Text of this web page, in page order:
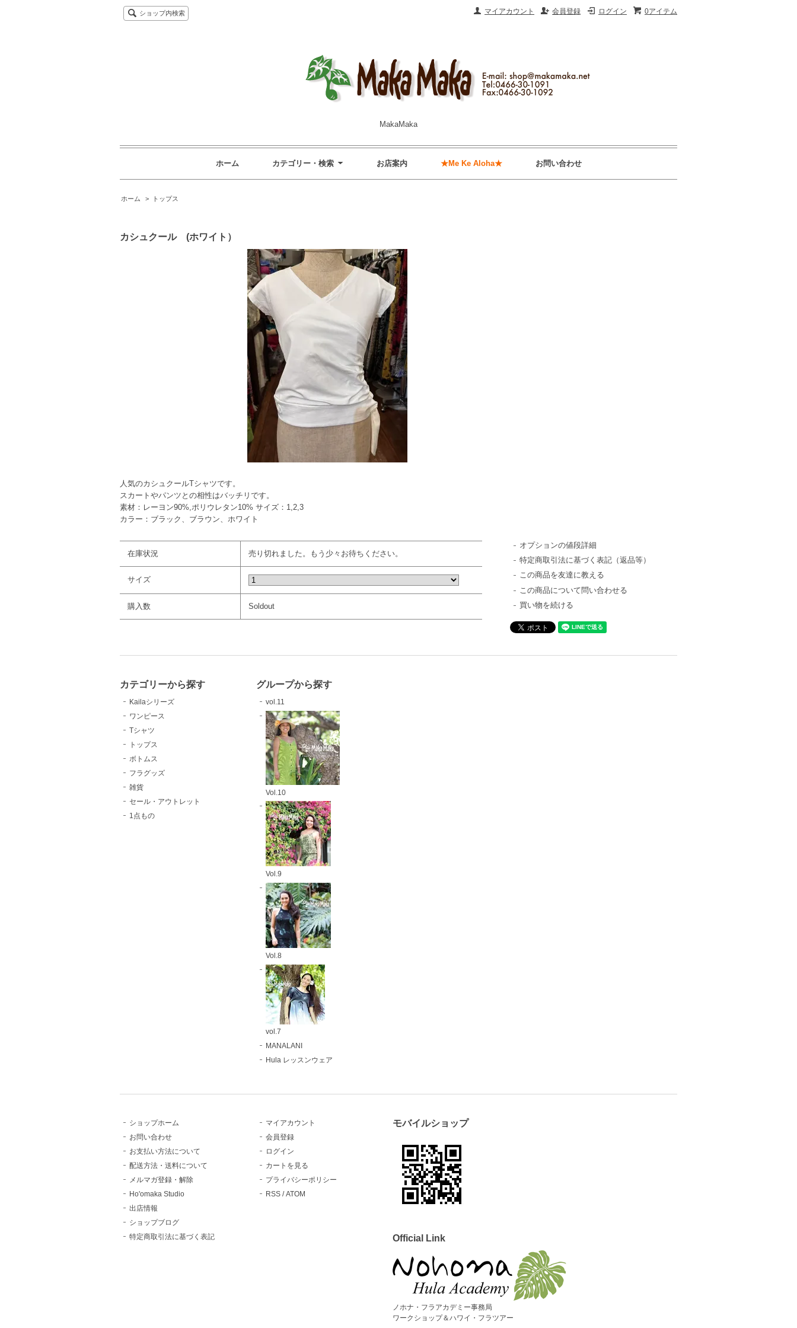
0アイテム
ログイン
会員登録
マイアカウント
ショップ内検索
MakaMaka
ホーム カテゴリー・検索 お店案内 ★Me Ke Aloha★ お問い合わせ
ホーム > トップス
カシュクール (ホワイト）
人気のカシュクールTシャツです。
スカートやパンツとの相性はバッチリです。
素材：レーヨン90%,ポリウレタン10% サイズ：1,2,3
カラー：ブラック、ブラウン、ホワイト
在庫状況 売り切れました。もう少々お待ちください。
サイズ
購入数 Soldout
オプションの値段詳細
特定商取引法に基づく表記（返品等）
この商品を友達に教える
この商品について問い合わせる
買い物を続ける
カテゴリーから探す
Kailaシリーズ
ワンピース
Tシャツ
トップス
ボトムス
フラグッズ
雑貨
セール・アウトレット
1点もの
グループから探す
vol.11
Vol.10
Vol.9
Vol.8
vol.7
MANALANI
Hula レッスンウェア
ショップホーム
お問い合わせ
お支払い方法について
配送方法・送料について
メルマガ登録・解除
Ho'omaka Studio
出店情報
ショップブログ
特定商取引法に基づく表記
マイアカウント
会員登録
ログイン
カートを見る
プライバシーポリシー
RSS /ATOM
モバイルショップ
Official Link
ノホナ・フラアカデミー事務局
ワークショップ＆ハワイ・フラツアー